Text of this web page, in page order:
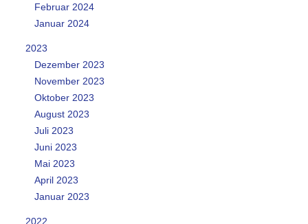
Februar 2024
Januar 2024
2023
Dezember 2023
November 2023
Oktober 2023
August 2023
Juli 2023
Juni 2023
Mai 2023
April 2023
Januar 2023
2022